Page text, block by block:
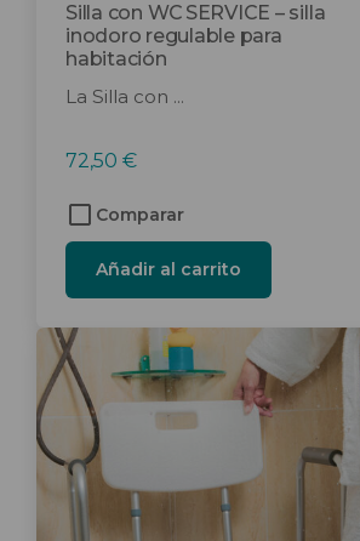
Silla con WC SERVICE – silla
inodoro regulable para
habitación
La Silla con ...
72,50 €
Comparar
Añadir al carrito